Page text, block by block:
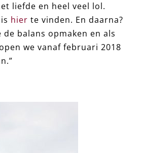
liefde en heel veel lol.
hier te vinden. En daarna?
de balans opmaken en als
we vanaf februari 2018